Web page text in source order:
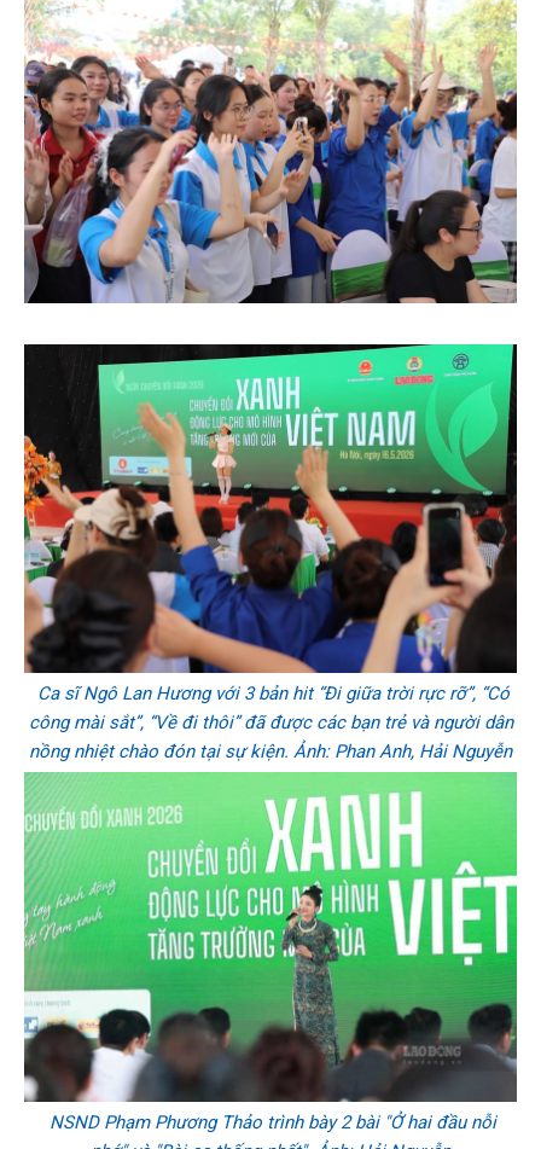
Ca sĩ Ngô Lan Hương với 3 bản hit “Đi giữa trời rực rỡ”, “Có
công mài sắt”, “Về đi thôi” đã được các bạn trẻ và người dân
nồng nhiệt chào đón tại sự kiện. Ảnh: Phan Anh, Hải Nguyễn
NSND Phạm Phương Thảo trình bày 2 bài "Ở hai đầu nỗi